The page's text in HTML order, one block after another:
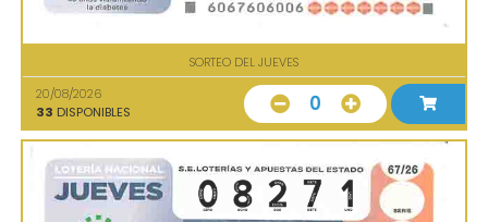
SORTEO DEL JUEVES
20/08/2026
33 DISPONIBLES 0